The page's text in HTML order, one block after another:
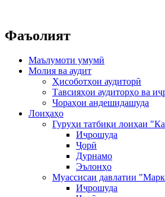
Фаъолият
Маълумоти умумӣ
Молия ва аудит
Ҳисоботҳои аудиторӣ
Тавсияҳои аудиторҳо ва
Чораҳои андешидашуда
Лоиҳаҳо
Гуруҳи татбиқи лоиҳаи
Иҷрошуда
Ҷорӣ
Дурнамо
Эълонҳо
Муассисаи давлатии
Иҷрошуда